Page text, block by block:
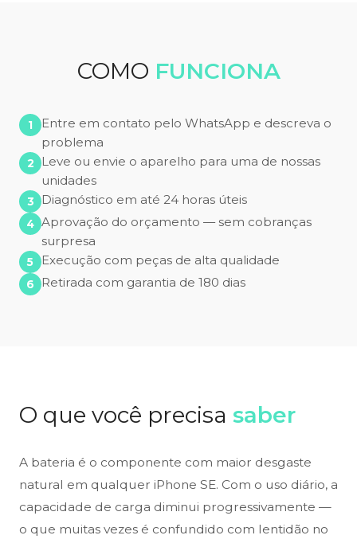
COMO FUNCIONA
Entre em contato pelo WhatsApp e descreva o
problema
Leve ou envie o aparelho para uma de nossas
unidades
Diagnóstico em até 24 horas úteis
Aprovação do orçamento — sem cobranças
surpresa
Execução com peças de alta qualidade
Retirada com garantia de 180 dias
O que você precisa saber
A bateria é o componente com maior desgaste
natural em qualquer iPhone SE. Com o uso diário, a
capacidade de carga diminui progressivamente —
o que muitas vezes é confundido com lentidão no